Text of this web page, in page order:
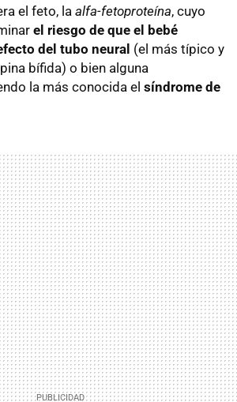
el feto, la alfa-fetoproteína, cuyo
el riesgo de que el bebé
del tubo neural (el más típico y
bífida) o bien alguna
la más conocida el síndrome de